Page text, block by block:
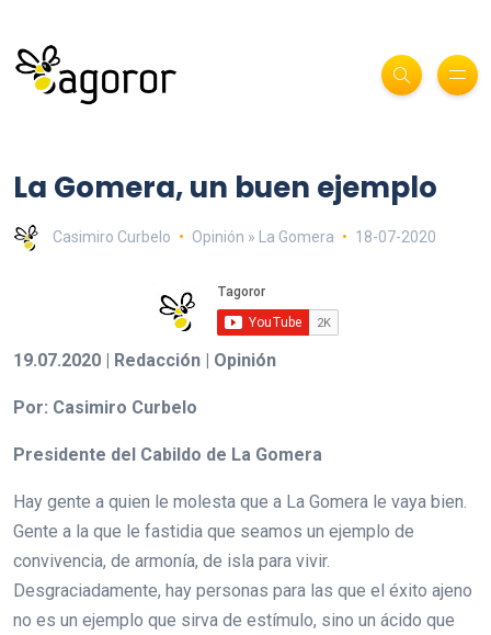
La Gomera, un buen ejemplo
Casimiro Curbelo Opinión » La Gomera 18-07-2020
19.07.2020 | Redacción | Opinión
Por: Casimiro Curbelo
Presidente del Cabildo de La Gomera
Hay gente a quien le molesta que a La Gomera le vaya bien.
Gente a la que le fastidia que seamos un ejemplo de
convivencia, de armonía, de isla para vivir.
Desgraciadamente, hay personas para las que el éxito ajeno
no es un ejemplo que sirva de estímulo, sino un ácido que